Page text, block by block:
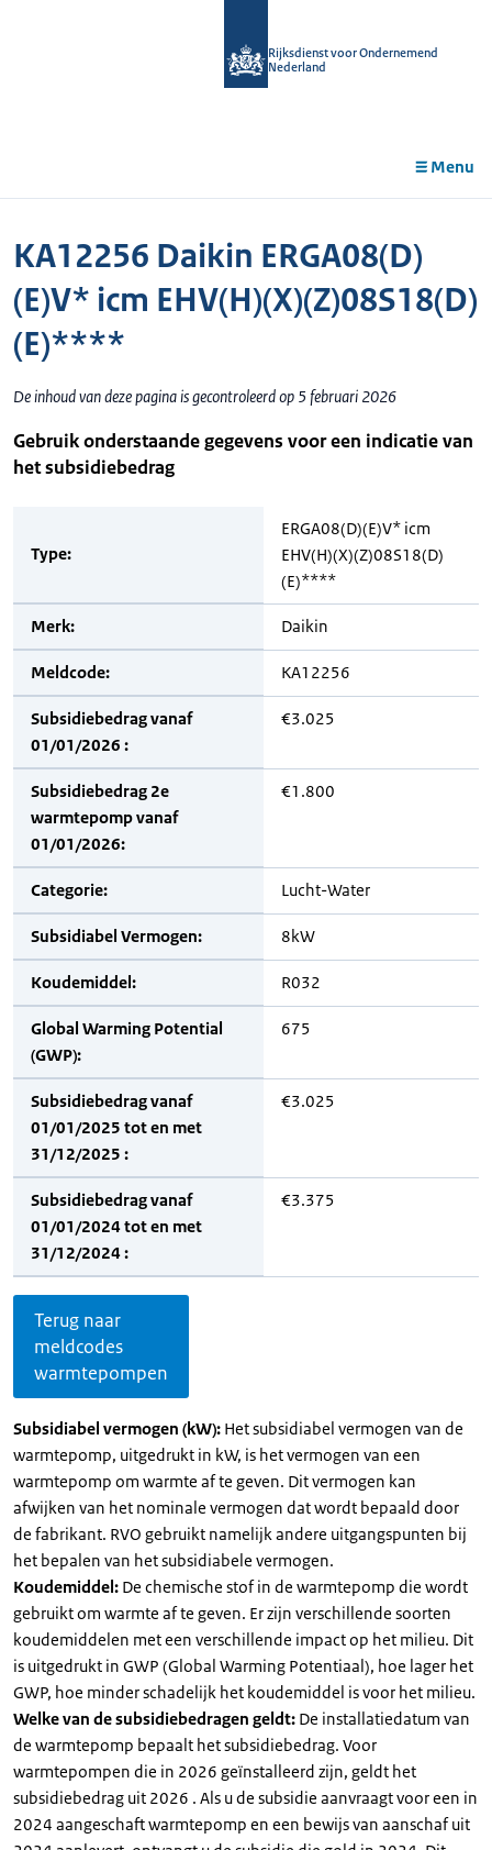
Rijksdienst voor Ondernemend
Nederland
Menu
KA12256 Daikin ERGA08(D)
(E)V* icm EHV(H)(X)(Z)08S18(D)
(E)****
De inhoud van deze pagina is gecontroleerd op 5 februari 2026
Gebruik onderstaande gegevens voor een indicatie van
het subsidiebedrag
Type:
ERGA08(D)(E)V* icm
EHV(H)(X)(Z)08S18(D)
(E)****
Merk: Daikin
Meldcode: KA12256
Subsidiebedrag vanaf
01/01/2026 :
€3.025
Subsidiebedrag 2e
warmtepomp vanaf
01/01/2026:
€1.800
Categorie: Lucht-Water
Subsidiabel Vermogen: 8kW
Koudemiddel: R032
Global Warming Potential
(GWP):
675
Subsidiebedrag vanaf
01/01/2025 tot en met
31/12/2025 :
€3.025
Subsidiebedrag vanaf
01/01/2024 tot en met
31/12/2024 :
€3.375
Terug naar
meldcodes
warmtepompen
Subsidiabel vermogen (kW): Het subsidiabel vermogen van de
warmtepomp, uitgedrukt in kW, is het vermogen van een
warmtepomp om warmte af te geven. Dit vermogen kan
afwijken van het nominale vermogen dat wordt bepaald door
de fabrikant. RVO gebruikt namelijk andere uitgangspunten bij
het bepalen van het subsidiabele vermogen.
Koudemiddel: De chemische stof in de warmtepomp die wordt
gebruikt om warmte af te geven. Er zijn verschillende soorten
koudemiddelen met een verschillende impact op het milieu. Dit
is uitgedrukt in GWP (Global Warming Potentiaal), hoe lager het
GWP, hoe minder schadelijk het koudemiddel is voor het milieu.
Welke van de subsidiebedragen geldt: De installatiedatum van
de warmtepomp bepaalt het subsidiebedrag. Voor
warmtepompen die in 2026 geïnstalleerd zijn, geldt het
subsidiebedrag uit 2026 . Als u de subsidie aanvraagt voor een in
2024 aangeschaft warmtepomp en een bewijs van aanschaf uit